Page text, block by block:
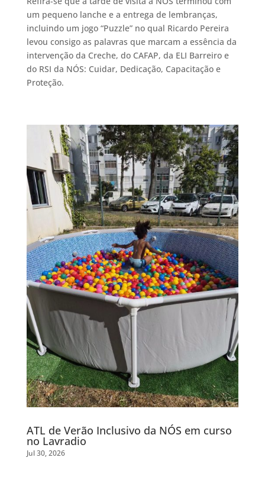
um pequeno lanche e a entrega de lembranças,
incluindo um jogo “Puzzle” no qual Ricardo Pereira
levou consigo as palavras que marcam a essência da
intervenção da Creche, do CAFAP, da ELI Barreiro e
do RSI da NÓS: Cuidar, Dedicação, Capacitação e
Proteção.
ATL de Verão Inclusivo da NÓS em curso
no Lavradio
Jul 30, 2026